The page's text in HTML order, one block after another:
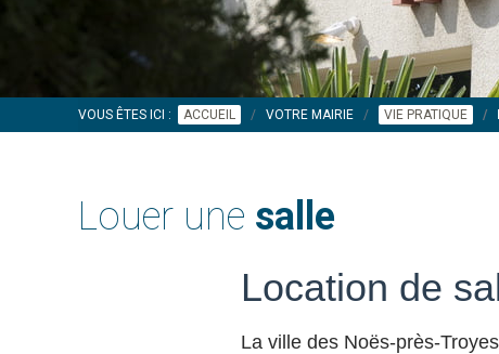
VOUS ÊTES ICI : ACCUEIL VOTRE MAIRIE VIE PRATIQUE
Louer une salle
Location de
La ville des Noës-près-